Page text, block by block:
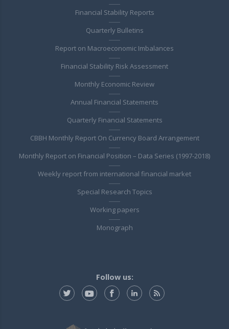
Financial Stability Reports
Quarterly Bulletins
Report on Macroeconomic Imbalances
Financial Stability Risk Assessment
Monthly Economic Review
Annual Financial Statements
Quarterly Financial Statements
CBBH Monthly Report On Currency Board Arrangement
Monthly Report on Financial Position – Data Series (1997-2018)
Weekly report from international financial market
Special Research Topics
Working papers
Monograph
Follow us: